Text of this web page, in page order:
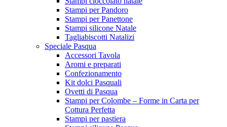
Stampi per Pandoro
Stampi per Panettone
Stampi silicone Natale
Tagliabiscotti Natalizi
Speciale Pasqua
Accessori Tavola
Aromi e preparati
Confezionamento
Kit dolci Pasquali
Ovetti di Pasqua
Stampi per Colombe – Forme in Carta per
Cottura Perfetta
Stampi per pastiera